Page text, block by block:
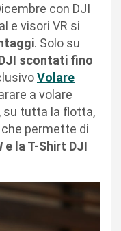
con DJI
e visori VR si
. Solo su
scontati fino
Volare
a volare
su tutta la flotta,
che permette di
e la T-Shirt DJI